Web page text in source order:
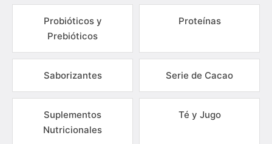
Probióticos y
Prebióticos
Proteínas
Saborizantes Serie de Cacao
Suplementos
Nutricionales
Té y Jugo